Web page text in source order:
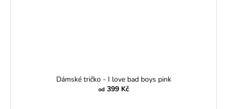
Dámské tričko - I love bad boys pink
od 399 Kč